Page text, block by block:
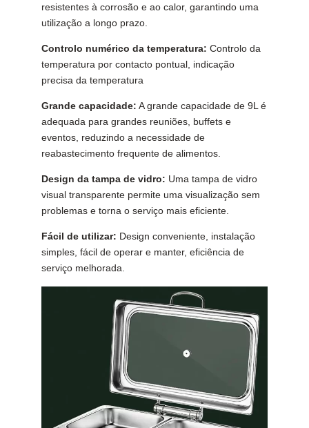
resistentes à corrosão e ao calor, garantindo uma
utilização a longo prazo.
Controlo numérico da temperatura:Controlo da
temperatura por contacto pontual, indicação
precisa da temperatura
Grande capacidade: A grande capacidade de 9L é
adequada para grandes reuniões, buffets e
eventos, reduzindo a necessidade de
reabastecimento frequente de alimentos.
Design da tampa de vidro: Uma tampa de vidro
visual transparente permite uma visualização sem
problemas e torna o serviço mais eficiente.
Fácil de utilizar: Design conveniente, instalação
simples, fácil de operar e manter, eficiência de
serviço melhorada.